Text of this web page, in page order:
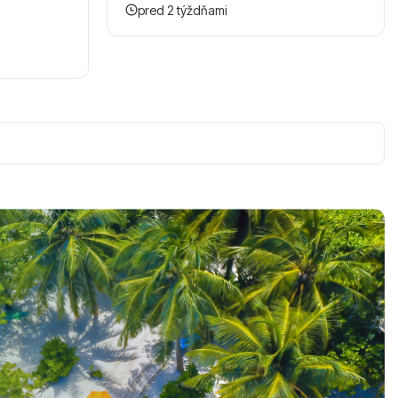
pred 2 týždňami